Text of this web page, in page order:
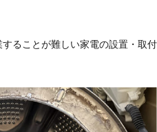
ることが難しい家電の設置・取付